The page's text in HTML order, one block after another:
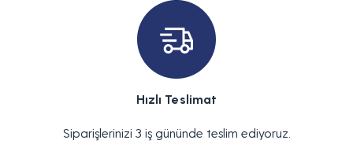
Hızlı Teslimat
Siparişlerinizi 3 iş gününde teslim ediyoruz.